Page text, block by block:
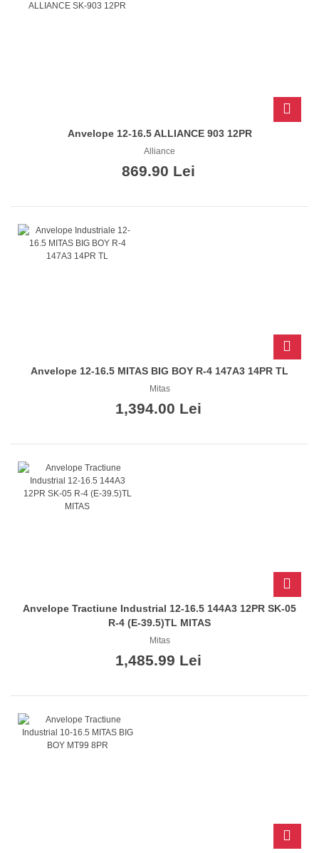
Anvelope 12-16.5 ALLIANCE 903 12PR
Alliance
869.90 Lei
Anvelope 12-16.5 MITAS BIG BOY R-4 147A3 14PR TL
Mitas
1,394.00 Lei
Anvelope Tractiune Industrial 12-16.5 144A3 12PR SK-05
R-4 (E-39.5)TL MITAS
Mitas
1,485.99 Lei